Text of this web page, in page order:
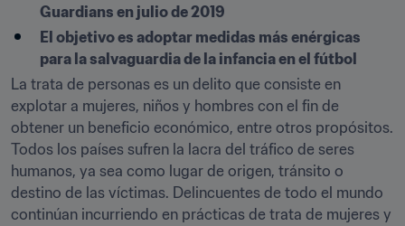
Guardians en julio de 2019
El objetivo es adoptar medidas más enérgicas
para la salvaguardia de la infancia en el fútbol
La trata de personas es un delito que consiste en
explotar a mujeres, niños y hombres con el fin de
obtener un beneficio económico, entre otros propósitos.
Todos los países sufren la lacra del tráfico de seres
humanos, ya sea como lugar de origen, tránsito o
destino de las víctimas. Delincuentes de todo el mundo
continúan incurriendo en prácticas de trata de mujeres y